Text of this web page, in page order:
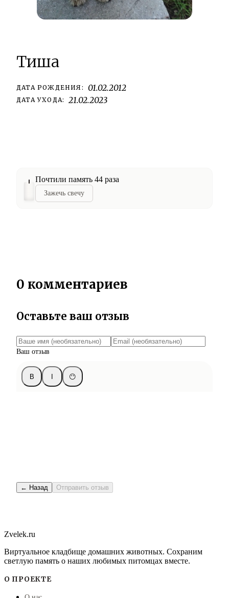
Тиша
ДАТА РОЖДЕНИЯ: 01.02.2012
ДАТА УХОДА: 21.02.2023
Почтили память 44 раза
Зажечь свечу
0 комментариев
Оставьте ваш отзыв
Ваш отзыв
B I 😶
← Назад Отправить отзыв
Zvelek.ru
Виртуальное кладбище домашних животных. Сохраним
светлую память о наших любимых питомцах вместе.
О ПРОЕКТЕ